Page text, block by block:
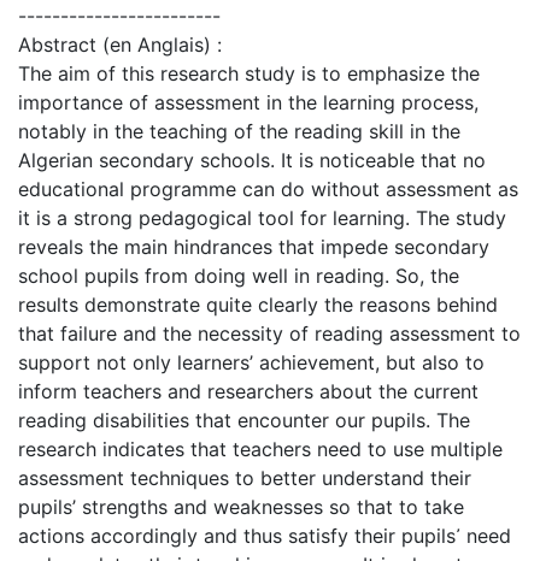
------------------------
Abstract (en Anglais) :
The aim of this research study is to emphasize the
importance of assessment in the learning process,
notably in the teaching of the reading skill in the
Algerian secondary schools. It is noticeable that no
educational programme can do without assessment as
it is a strong pedagogical tool for learning. The study
reveals the main hindrances that impede secondary
school pupils from doing well in reading. So, the
results demonstrate quite clearly the reasons behind
that failure and the necessity of reading assessment to
support not only learners’ achievement, but also to
inform teachers and researchers about the current
reading disabilities that encounter our pupils. The
research indicates that teachers need to use multiple
assessment techniques to better understand their
pupils’ strengths and weaknesses so that to take
actions accordingly and thus satisfy their pupils᾿ need